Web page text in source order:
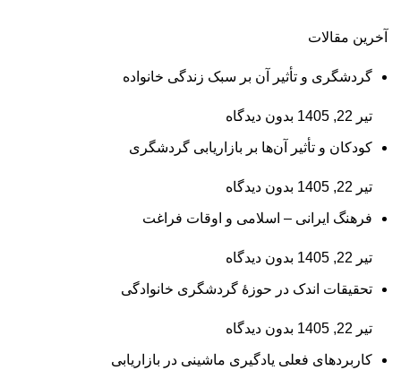
آخرین مقالات
گردشگری و تأثیر آن بر سبک زندگی خانواده
تیر 22, 1405 بدون دیدگاه
کودکان و تأثیر آن‌ها بر بازاریابی گردشگری
تیر 22, 1405 بدون دیدگاه
فرهنگ ایرانی – اسلامی و اوقات فراغت
تیر 22, 1405 بدون دیدگاه
تحقیقات اندک در حوزۀ گردشگری خانوادگی
تیر 22, 1405 بدون دیدگاه
کاربردهای فعلی یادگیری ماشینی در بازاریابی